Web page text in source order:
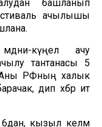
башланып
ачылышы
күңел ачу
тантанасы 5
Аны РФның халык
дип хәбәр итә
6дан, кызыл келәм